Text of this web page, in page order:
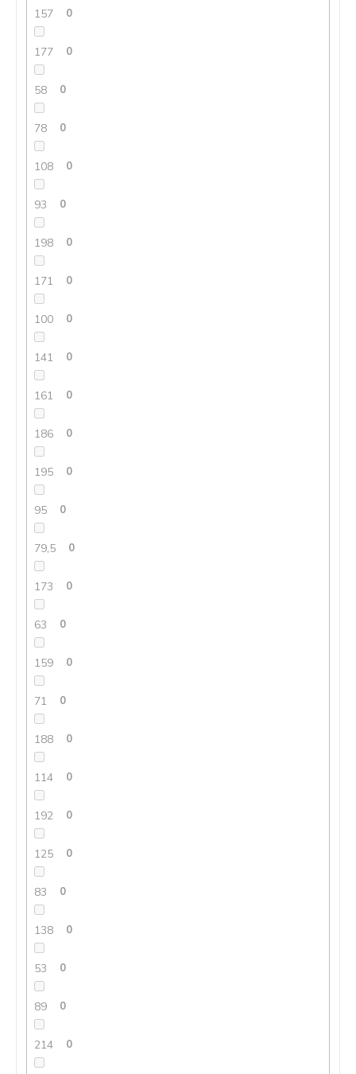
157 0
177 0
58 0
78 0
108 0
93 0
198 0
171 0
100 0
141 0
161 0
186 0
195 0
95 0
79,5 0
173 0
63 0
159 0
71 0
188 0
114 0
192 0
125 0
83 0
138 0
53 0
89 0
214 0